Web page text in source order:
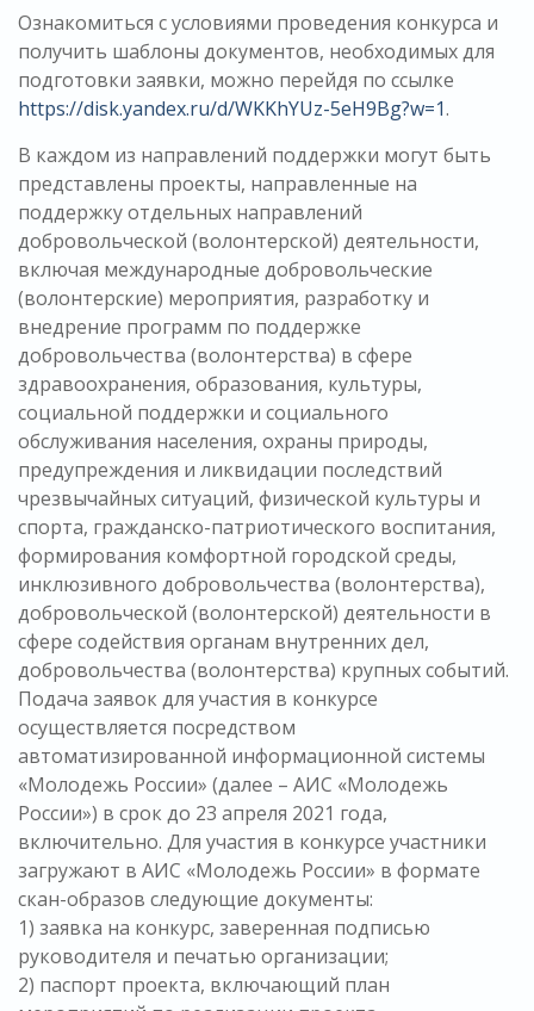
Ознакомиться с условиями проведения конкурса и
получить шаблоны документов, необходимых для
подготовки заявки, можно перейдя по ссылке
https://disk.yandex.ru/d/WKKhYUz-5eH9Bg?w=1.
В каждом из направлений поддержки могут быть
представлены проекты, направленные на
поддержку отдельных направлений
добровольческой (волонтерской) деятельности,
включая международные добровольческие
(волонтерские) мероприятия, разработку и
внедрение программ по поддержке
добровольчества (волонтерства) в сфере
здравоохранения, образования, культуры,
социальной поддержки и социального
обслуживания населения, охраны природы,
предупреждения и ликвидации последствий
чрезвычайных ситуаций, физической культуры и
спорта, гражданско-патриотического воспитания,
формирования комфортной городской среды,
инклюзивного добровольчества (волонтерства),
добровольческой (волонтерской) деятельности в
сфере содействия органам внутренних дел,
добровольчества (волонтерства) крупных событий.
Подача заявок для участия в конкурсе
осуществляется посредством
автоматизированной информационной системы
«Молодежь России» (далее – АИС «Молодежь
России») в срок до 23 апреля 2021 года,
включительно. Для участия в конкурсе участники
загружают в АИС «Молодежь России» в формате
скан-образов следующие документы:
1) заявка на конкурс, заверенная подписью
руководителя и печатью организации;
2) паспорт проекта, включающий план